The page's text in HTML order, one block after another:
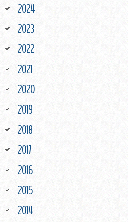
2024
2023
2022
2021
2020
2019
2018
2017
2016
2015
2014